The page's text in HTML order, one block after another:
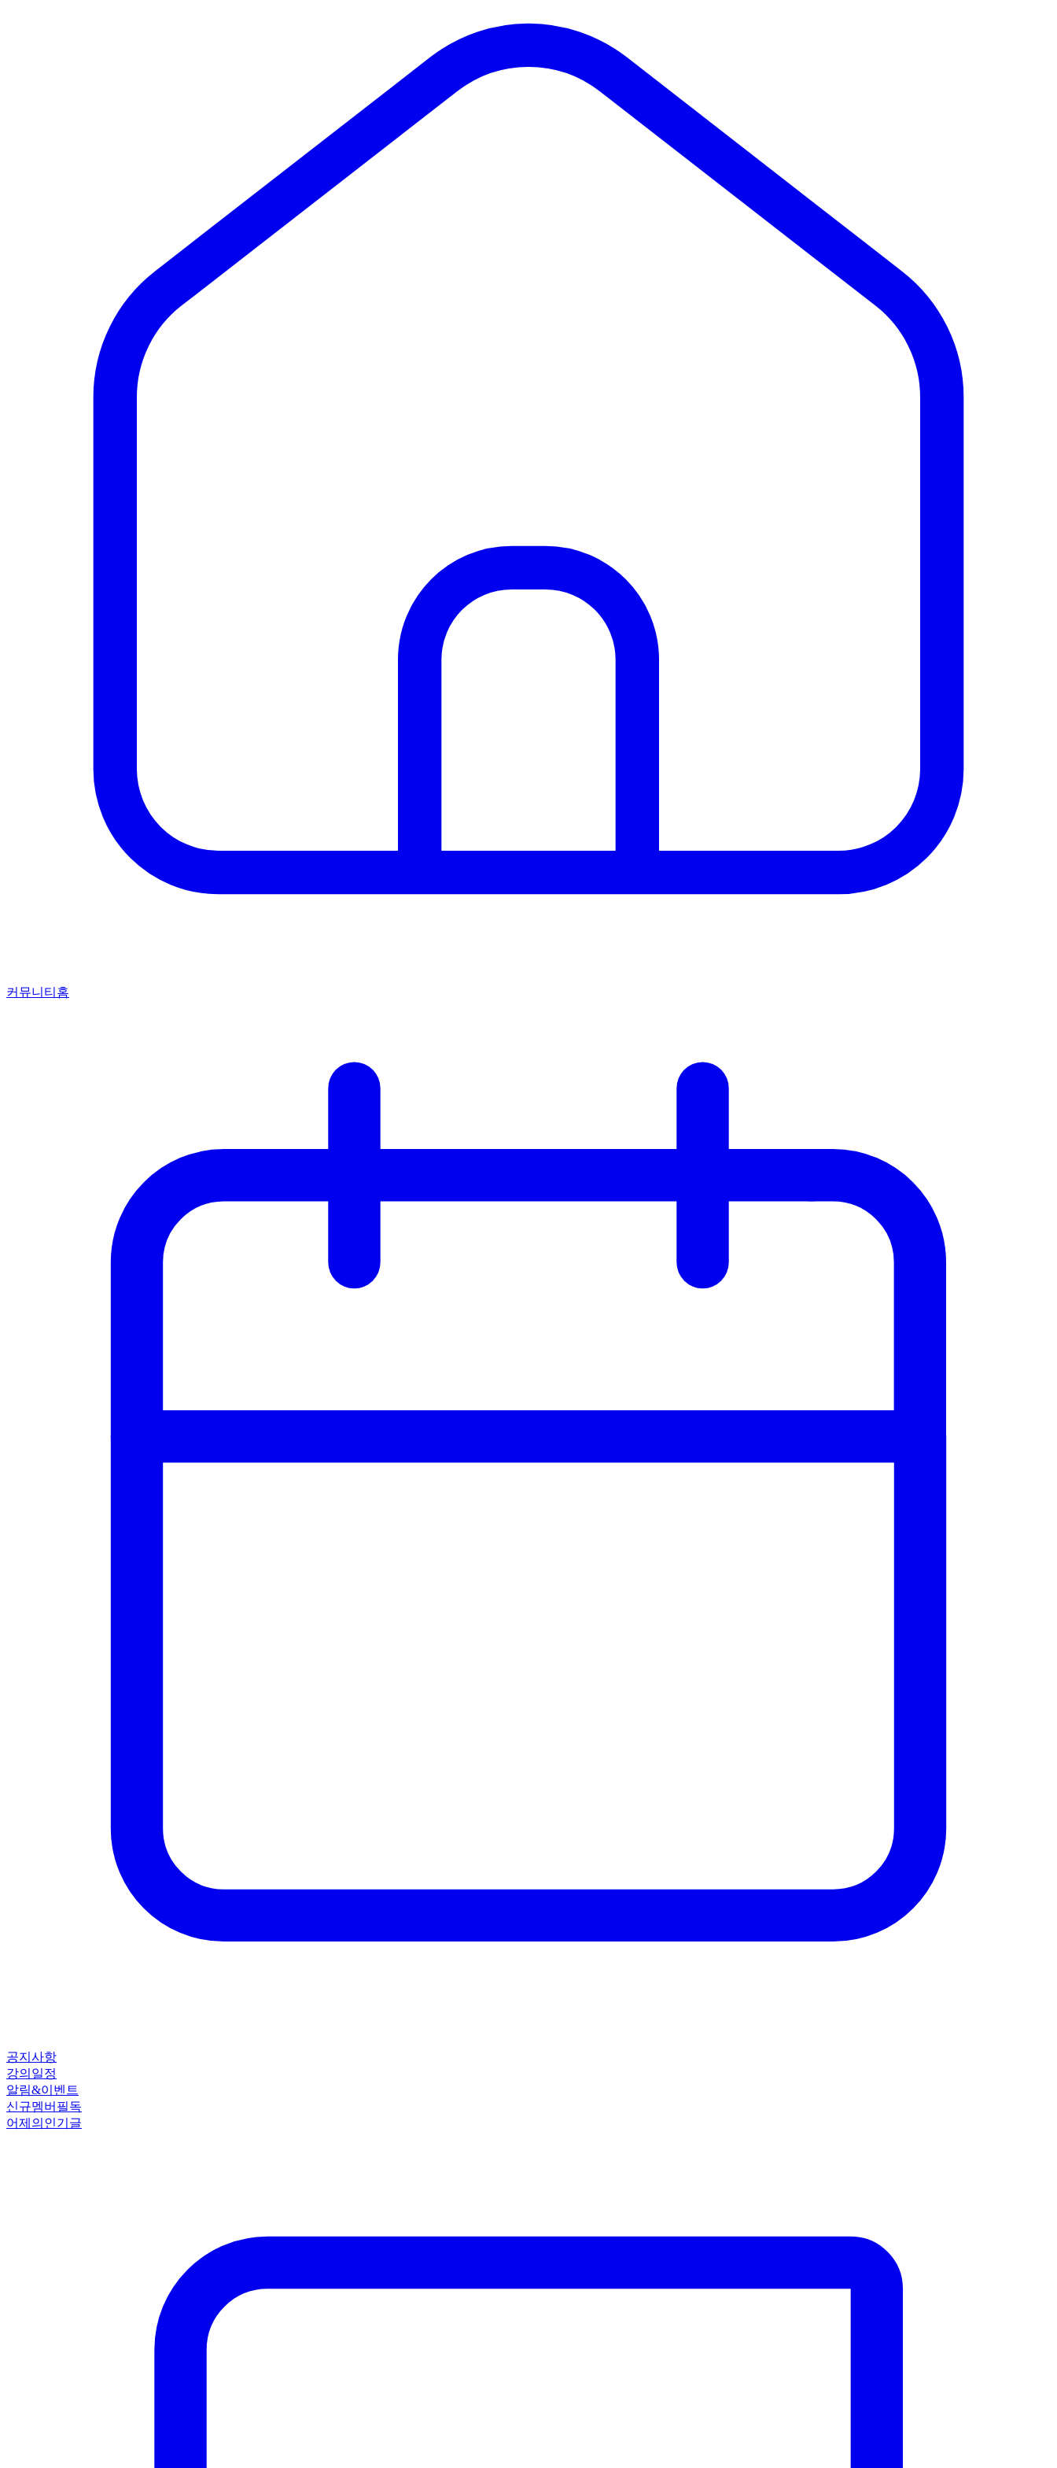
커뮤니티홈
공지사항
강의일정
알림&이벤트
신규멤버필독
어제의인기글